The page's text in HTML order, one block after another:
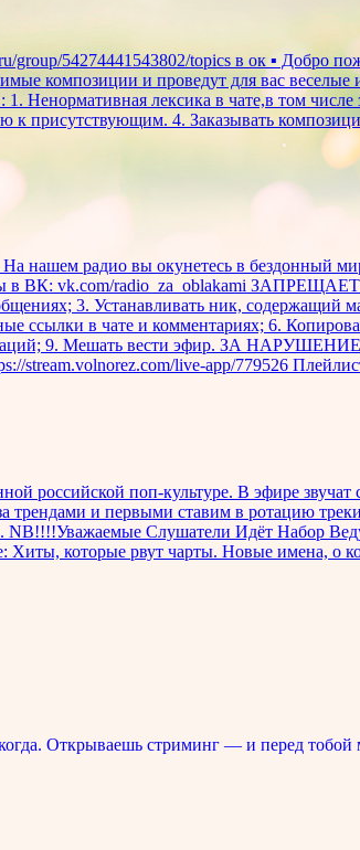
54274441543802/topics в ок ▪ Добро
композиции и проведут для вас
лексика в чате,в том
к присутствующим. 4. Заказывать
нашем радио вы окунетесь в бездонный
в ВК: vk.com/radio_za_oblakami
3. Устанавливать ник, содержащий
ссылки в чате и комментариях; 6.
9. Мешать вести эфир. ЗА
live-app/779526
российской поп-культуре. В эфире
и первыми ставим в ротацию
NB!!!!Уважаемые Слушатели Идёт Набор
которые рвут чарты. Новые имена, о
Открываешь стриминг — и перед